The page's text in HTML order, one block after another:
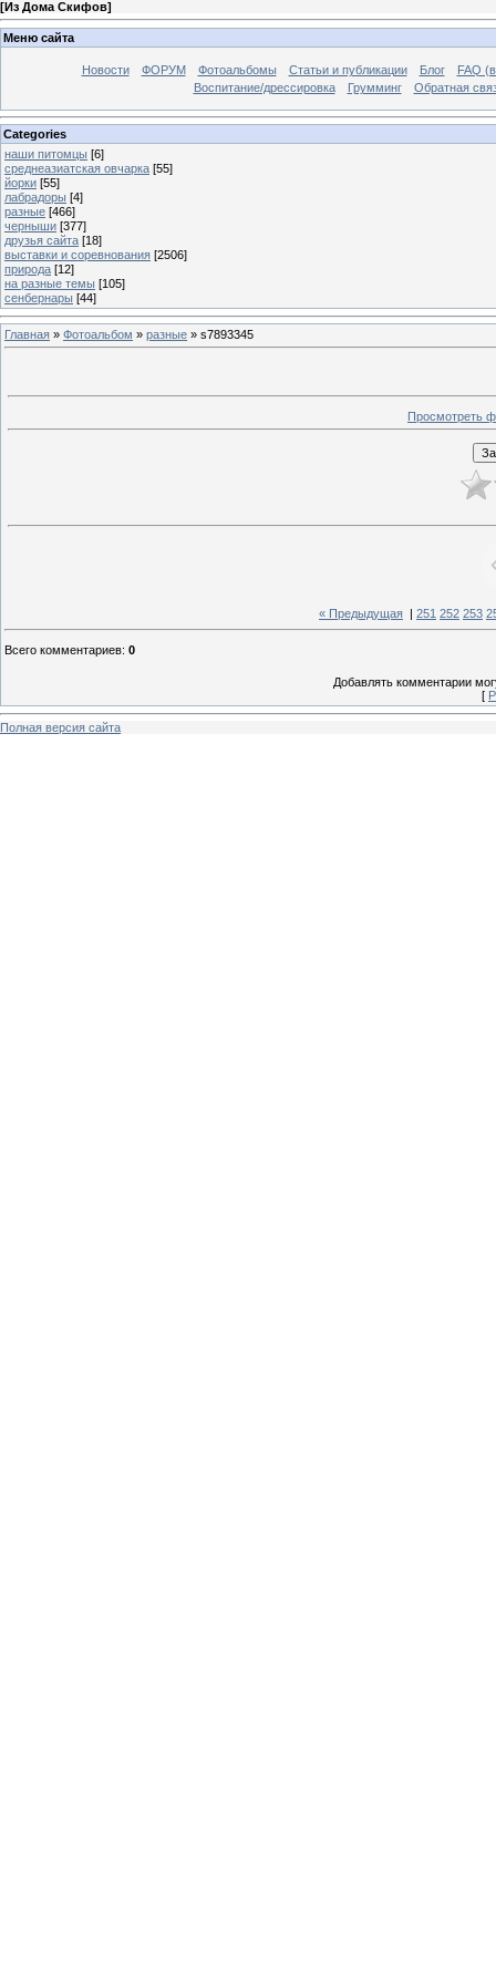
[Из Дома Скифов]
Меню сайта
Новости ФОРУМ Фотоальбомы Статьи и публикации Блог
FAQ
Воспитание/дрессировка
Грумминг Обратная
Categories
наши питомцы [6]
среднеазиатская овчарка [55]
йорки [55]
лабрадоры [4]
разные [466]
черныши [377]
друзья сайта [18]
выставки и соревнования [2506]
природа [12]
на разные темы [105]
сенбернары [44]
Главная » Фотоальбом » разные » s7893345
Просмотреть
« Предыдущая | 251 252 253
Всего комментариев: 0
Добавлять комментарии
[
Полная версия сайта